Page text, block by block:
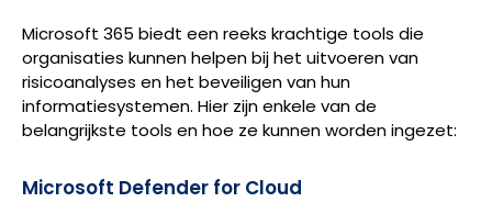
Microsoft 365 biedt een reeks krachtige tools die
organisaties kunnen helpen bij het uitvoeren van
risicoanalyses en het beveiligen van hun
informatiesystemen. Hier zijn enkele van de
belangrijkste tools en hoe ze kunnen worden ingezet:
Microsoft Defender for Cloud